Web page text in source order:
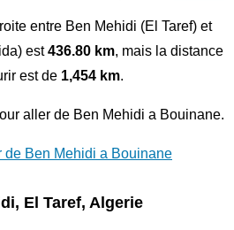
entre Ben Mehidi (El Taref) et
est436.80 km, mais la distance
est de 1,454 km.
aller de Ben Mehidi a Bouinane.
de Ben Mehidi a Bouinane
El Taref, Algerie